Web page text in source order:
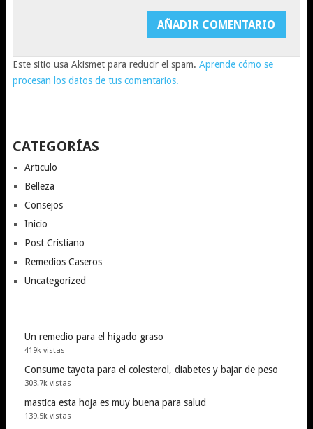
Este sitio usa Akismet para reducir el spam. Aprende cómo se
procesan los datos de tus comentarios.
CATEGORÍAS
Articulo
Belleza
Consejos
Inicio
Post Cristiano
Remedios Caseros
Uncategorized
Un remedio para el higado graso
419k vistas
Consume tayota para el colesterol, diabetes y bajar de peso
303.7k vistas
mastica esta hoja es muy buena para salud
139.5k vistas